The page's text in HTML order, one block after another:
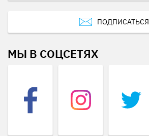
ПОДПИСАТЬСЯ
МЫ В СОЦСЕТЯХ